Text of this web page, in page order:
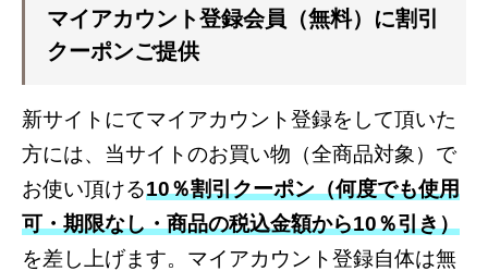
マイアカウント登録会員（無料）に割引
クーポンご提供
新サイトにてマイアカウント登録をして頂いた
方には、当サイトのお買い物（全商品対象）で
お使い頂ける10％割引クーポン（何度でも使用
可・期限なし・商品の税込金額から10％引き）
を差し上げます。マイアカウント登録自体は無